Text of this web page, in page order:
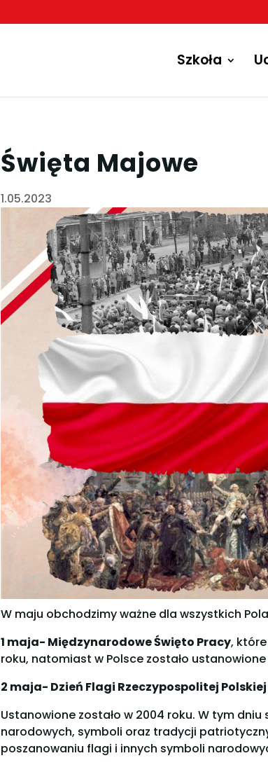
Szkoła
Święta Majowe
1.05.2023
W maju obchodzimy ważne dla wszystkich
1 maja- Międzynarodowe Święto Pracy,
roku, natomiast w Polsce zostało
2 maja- Dzień Flagi Rzeczypospolitej Polskiej
Ustanowione zostało w 2004 roku. W tym
narodowych, symboli oraz tradycji
poszanowaniu flagi i innych symboli